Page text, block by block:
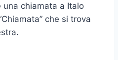
chiamata a Italo
che si trova